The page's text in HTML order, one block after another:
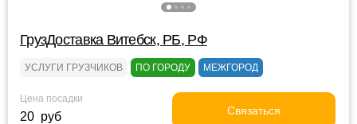
ГрузДоставка Витебск, РБ, РФ
УСЛУГИ ГРУЗЧИКОВ ПО ГОРОДУ МЕЖГОРОД
Цена посадки
20 руб Связаться